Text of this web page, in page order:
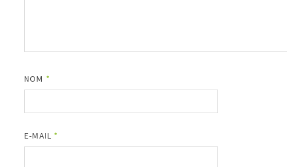
NOM *
E-MAIL *